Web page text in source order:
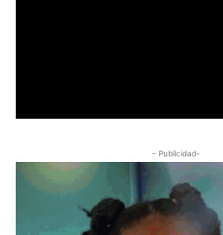
- Publicidad-